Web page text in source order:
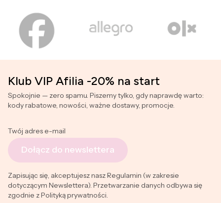
Klub VIP Afilia -20% na start
Spokojnie — zero spamu. Piszemy tylko, gdy naprawdę warto:
kody rabatowe, nowości, ważne dostawy, promocje.
Twój adres e-mail
Dołącz do newslettera
Zapisując się, akceptujesz nasz Regulamin (w zakresie
dotyczącym Newslettera). Przetwarzanie danych odbywa się
zgodnie z Polityką prywatności.